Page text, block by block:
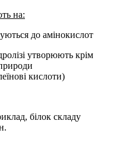
на:
до амінокислот
утворюють крім
кислоти)
білок складу